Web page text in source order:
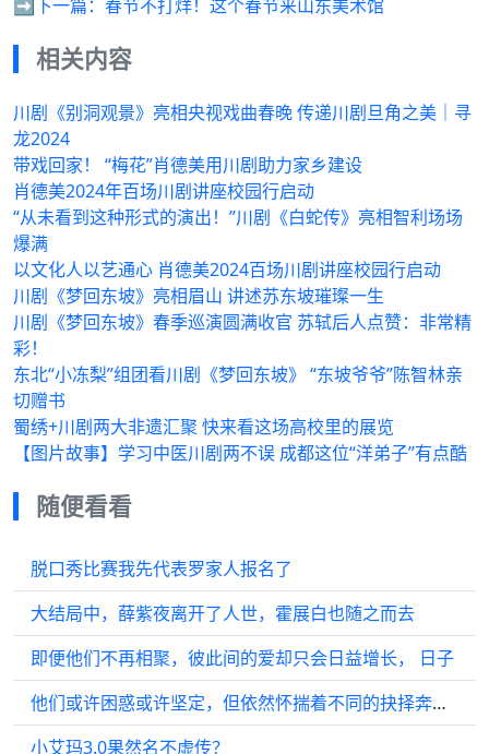
➡️下一篇： 春节不打烊！这个春节来山东美术馆
相关内容
川剧《别洞观景》亮相央视戏曲春晚 传递川剧旦角之美｜寻
龙2024
带戏回家！ “梅花”肖德美用川剧助力家乡建设
肖德美2024年百场川剧讲座校园行启动
“从未看到这种形式的演出！”川剧《白蛇传》亮相智利场场
爆满
以文化人以艺通心 肖德美2024百场川剧讲座校园行启动
川剧《梦回东坡》亮相眉山 讲述苏东坡璀璨一生
川剧《梦回东坡》春季巡演圆满收官 苏轼后人点赞：非常精
彩！
东北“小冻梨”组团看川剧《梦回东坡》 “东坡爷爷”陈智林亲
切赠书
蜀绣+川剧两大非遗汇聚 快来看这场高校里的展览
【图片故事】学习中医川剧两不误 成都这位“洋弟子”有点酷
随便看看
脱口秀比赛我先代表罗家人报名了
大结局中，薛紫夜离开了人世，霍展白也随之而去
即便他们不再相聚，彼此间的爱却只会日益增长， 日子
他们或许困惑或许坚定，但依然怀揣着不同的抉择奔向各自的人生！
小艾玛3.0果然名不虚传？